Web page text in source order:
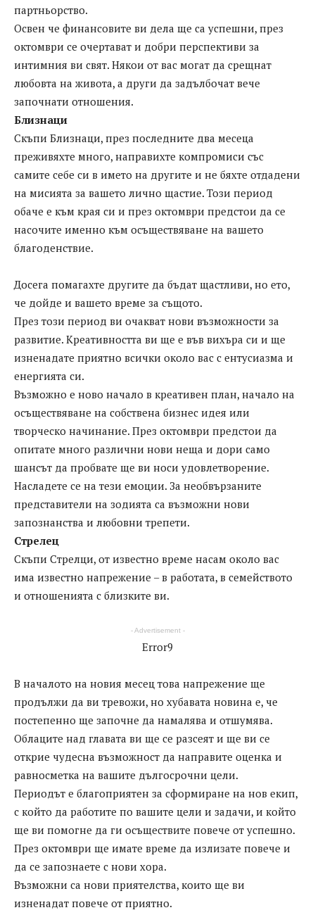
партньорство.
Освен че финансовите ви дела ще са успешни, през
октомври се очертават и добри перспективи за
интимния ви свят. Някои от вас могат да срещнат
любовта на живота, а други да задълбочат вече
започнати отношения.
Близнаци
Скъпи Близнаци, през последните два месеца
преживяхте много, направихте компромиси със
самите себе си в името на другите и не бяхте отдадени
на мисията за вашето лично щастие. Този период
обаче е към края си и през октомври предстои да се
насочите именно към осъществяване на вашето
благоденствие.
Досега помагахте другите да бъдат щастливи, но ето,
че дойде и вашето време за същото.
През този период ви очакват нови възможности за
развитие. Креативността ви ще е във вихъра си и ще
изненадате приятно всички около вас с ентусиазма и
енергията си.
Възможно е ново начало в креативен план, начало на
осъществяване на собствена бизнес идея или
творческо начинание. През октомври предстои да
опитате много различни нови неща и дори само
шансът да пробвате ще ви носи удовлетворение.
Насладете се на тези емоции. За необвързаните
представители на зодията са възможни нови
запознанства и любовни трепети.
Стрелец
Скъпи Стрелци, от известно време насам около вас
има известно напрежение – в работата, в семейството
и отношенията с близките ви.
- Advertisement -
Error9
В началото на новия месец това напрежение ще
продължи да ви тревожи, но хубавата новина е, че
постепенно ще започне да намалява и отшумява.
Облаците над главата ви ще се разсеят и ще ви се
открие чудесна възможност да направите оценка и
равносметка на вашите дългосрочни цели.
Периодът е благоприятен за сформиране на нов екип,
с който да работите по вашите цели и задачи, и който
ще ви помогне да ги осъществите повече от успешно.
През октомври ще имате време да излизате повече и
да се запознаете с нови хора.
Възможни са нови приятелства, които ще ви
изненадат повече от приятно.